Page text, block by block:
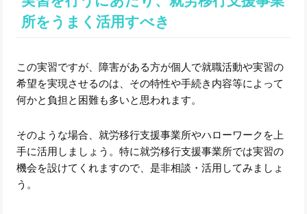
所をうまく活用すべき
この実習ですが、障害がある方が個人で就職活動や実習の
希望を実現させるのは、その特性や手続き内容等によって
何かと負担と困難も多いと思われます。
そのような場合、就労移行支援事業所やハローワークを上
手に活用しましょう。特に就労移行支援事業所では実習の
機会を設けてくれますので、是非相談・活用してみましょ
う。